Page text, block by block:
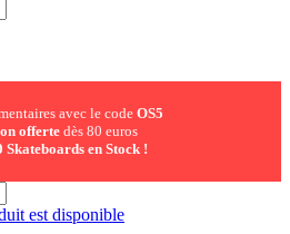
avec le code OS5
offerte dès 80 euros
Skateboards en Stock !
est disponible